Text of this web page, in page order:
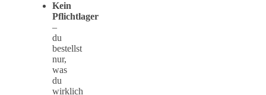
Kein
Pflichtlager
–
du
bestellst
nur,
was
du
wirklich